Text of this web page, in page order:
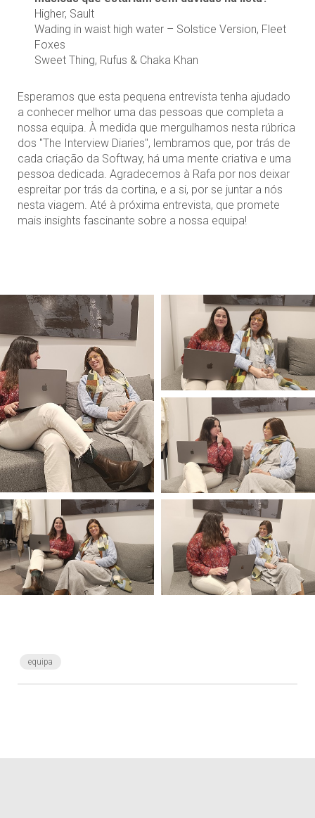
Higher, Sault
Wading in waist high water – Solstice Version, Fleet
Foxes
Sweet Thing, Rufus & Chaka Khan
Esperamos que esta pequena entrevista tenha ajudado
a conhecer melhor uma das pessoas que completa a
nossa equipa. À medida que mergulhamos nesta rúbrica
dos "The Interview Diaries", lembramos que, por trás de
cada criação da Softway, há uma mente criativa e uma
pessoa dedicada. Agradecemos à Rafa por nos deixar
espreitar por trás da cortina, e a si, por se juntar a nós
nesta viagem. Até à próxima entrevista, que promete
mais insights fascinante sobre a nossa equipa!
equipa